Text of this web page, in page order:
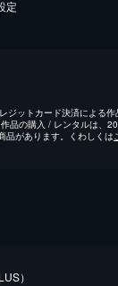
定
ジットカード決済による作
品の購入 / レンタルは、20
品があります。くわしくは
）